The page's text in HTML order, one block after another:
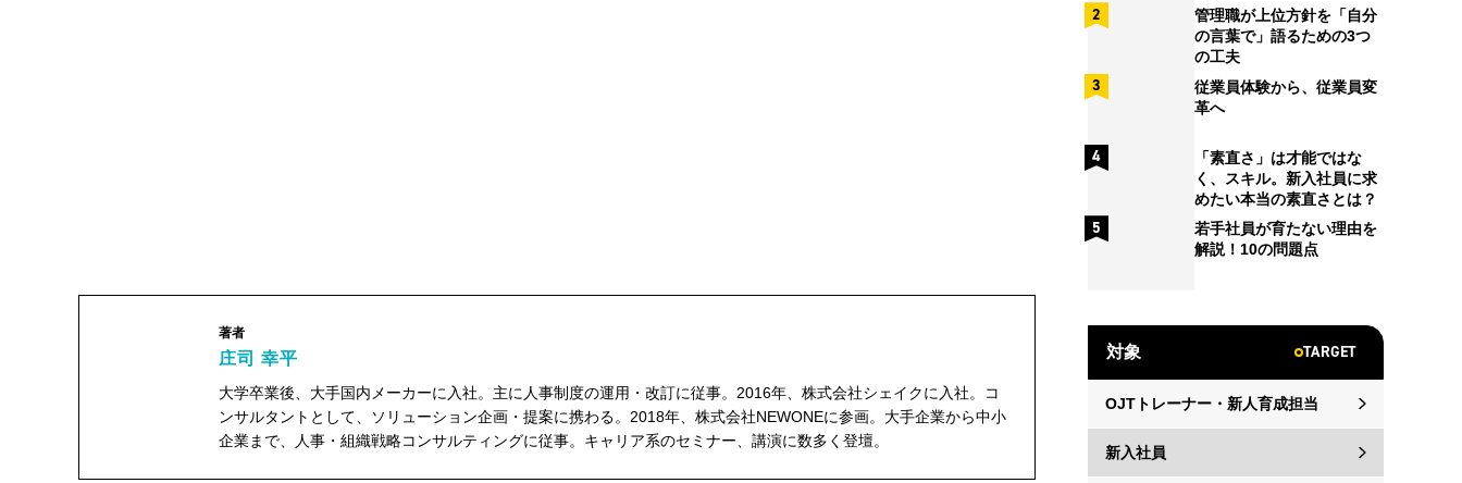
著者
庄司 幸平
大学卒業後、大手国内メーカーに入社。主に人事制度の運用・改訂に従事。2016年、株式会社シェイクに入社。コ
ンサルタントとして、ソリューション企画・提案に携わる。2018年、株式会社NEWONEに参画。大手企業から中小
企業まで、人事・組織戦略コンサルティングに従事。キャリア系のセミナー、講演に数多く登壇。
管理職が上位方針を「自分
の言葉で」語るための3つ
の工夫
従業員体験から、従業員変
革へ
「素直さ」は才能ではな
く、スキル。新入社員に求
めたい本当の素直さとは？
若手社員が育たない理由を
解説！10の問題点
対象 TARGET
OJTトレーナー・新人育成担当
新入社員